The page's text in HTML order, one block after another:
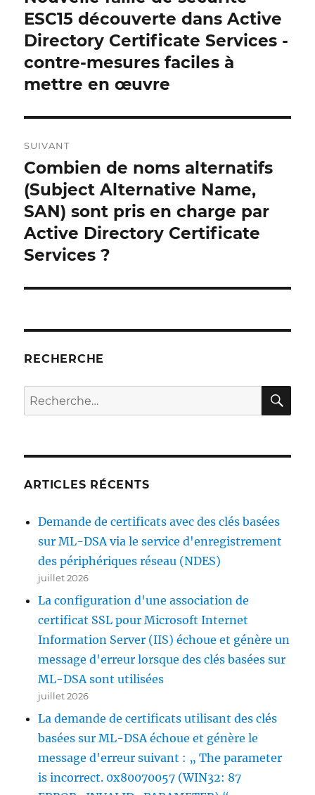
précédente :
ESC15 découverte dans Active
Directory Certificate Services -
contre-mesures faciles à
mettre en œuvre
SUIVANT
Publication
suivante :
Combien de noms alternatifs
(Subject Alternative Name,
SAN) sont pris en charge par
Active Directory Certificate
Services ?
RECHERCHE
Recherche
pour :
ARTICLES RÉCENTS
Demande de certificats avec des clés basées
sur ML-DSA via le service d'enregistrement
des périphériques réseau (NDES)
juillet 2026
La configuration d'une association de
certificat SSL pour Microsoft Internet
Information Server (IIS) échoue et génère un
message d'erreur lorsque des clés basées sur
ML-DSA sont utilisées
juillet 2026
La demande de certificats utilisant des clés
basées sur ML-DSA échoue et génère le
message d'erreur suivant : „ The parameter
is incorrect. 0x80070057 (WIN32: 87